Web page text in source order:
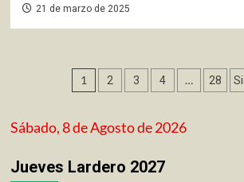
21 de marzo de 2025
Paginación
entradas
1 2 3 4 … 28
Sábado, 8 de Agosto de 2026
Jueves Lardero 2027